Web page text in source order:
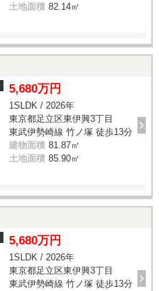
土地面積 82.14㎡
5,680万円
1SLDK / 2026年
東京都足立区東伊興3丁目
東武伊勢崎線 竹ノ塚 徒歩13分
建物面積 81.87㎡
土地面積 85.90㎡
5,680万円
1SLDK / 2026年
東京都足立区東伊興3丁目
東武伊勢崎線 竹ノ塚 徒歩13分